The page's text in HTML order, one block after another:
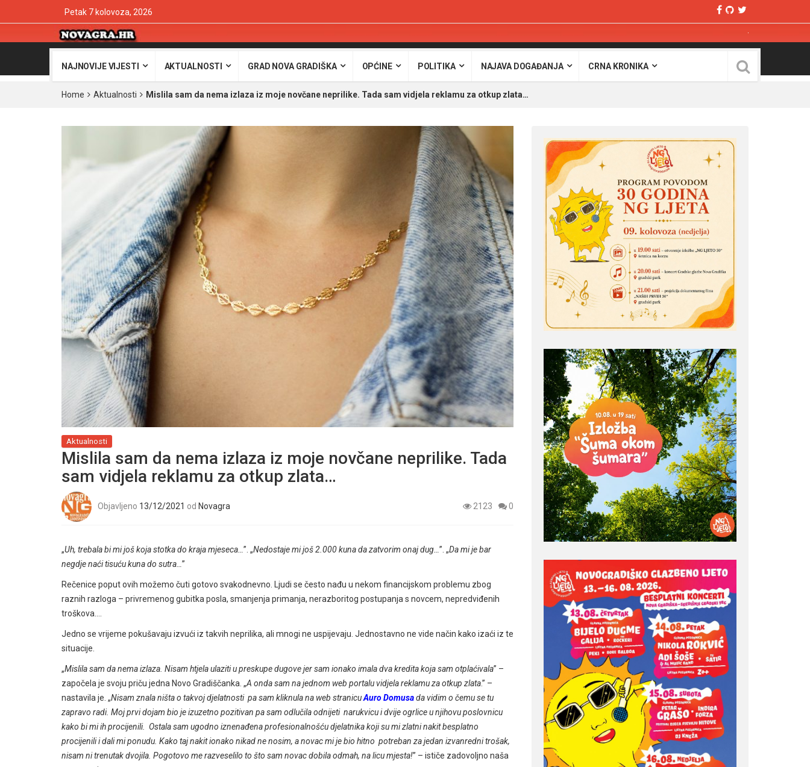
Petak 7 kolovoza, 2026
NAJNOVIJE VIJESTI AKTUALNOSTI GRAD NOVA GRADIŠKA OPĆINE POLITIKA NAJAVA DOGAĐANJA CRNA KRONIKA
Home Aktualnosti Mislila sam da nema izlaza iz moje novčane neprilike. Tada sam vidjela reklamu za otkup zlata…
Aktualnosti
Mislila sam da nema izlaza iz moje novčane neprilike. Tada
sam vidjela reklamu za otkup zlata…
Objavljeno 13/12/2021 od Novagra 2123 0
„Uh, trebala bi mi još koja stotka do kraja mjeseca… ”. „Nedostaje mi još 2.000 kuna da zatvorim onaj dug… ”. „Da mi je bar
negdje naći tisuću kuna do sutra… ”
Rečenice poput ovih možemo čuti gotovo svakodnevno. Ljudi se često nađu u nekom financijskom problemu zbog
raznih razloga – privremenog gubitka posla, smanjenja primanja, nerazboritog postupanja s novcem, nepredviđenih
troškova….
Jedno se vrijeme pokušavaju izvući iz takvih neprilika, ali mnogi ne uspijevaju. Jednostavno ne vide način kako izaći iz te
situacije.
„Mislila sam da nema izlaza. Nisam htjela ulaziti u preskupe dugove jer sam ionako imala dva kredita koja sam otplaćivala” –
započela je svoju priču jedna Novo Gradiščanka. „A onda sam na jednom web portalu vidjela reklamu za otkup zlata.” –
nastavila je. „Nisam znala ništa o takvoj djelatnosti pa sam kliknula na web stranicuAuro Domusada vidim o čemu se tu
zapravo radi. Moj prvi dojam bio je izuzetno pozitivan pa sam odlučila odnijeti narukvicu i dvije ogrlice u njihovu poslovnicu
kako bi mi ih procijenili. Ostala sam ugodno iznenađena profesionalnošću djelatnika koji su mi zlatni nakit besplatno
procijenili i dali mi ponudu. Kako taj nakit ionako nikad ne nosim, a novac mi je bio hitno potreban za jedan izvanredni trošak,
nisam ni trenutak dvojila. Pogotovo me razveselilo to što sam novac dobila odmah, na licu mjesta!” – ističe zadovoljno naša